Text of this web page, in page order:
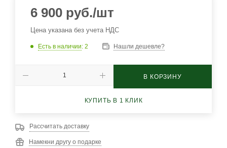
6 900 руб./шт
Цена указана без учета НДС
Есть в наличии: 2 Нашли дешевле?
В КОРЗИНУ
КУПИТЬ В 1 КЛИК
Рассчитать доставку
Намекни другу о подарке